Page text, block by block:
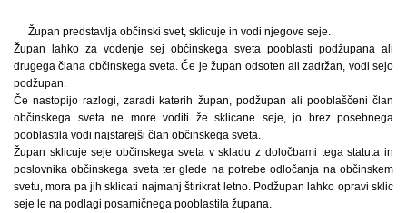
Župan predstavlja občinski svet, sklicuje in vodi njegove seje.
Župan lahko za vodenje sej občinskega sveta pooblasti podžupana ali
drugega člana občinskega sveta. Če je župan odsoten ali zadržan, vodi sejo
podžupan.
Če nastopijo razlogi, zaradi katerih župan, podžupan ali pooblaščeni član
občinskega sveta ne more voditi že sklicane seje, jo brez posebnega
pooblastila vodi najstarejši član občinskega sveta.
Župan sklicuje seje občinskega sveta v skladu z določbami tega statuta in
poslovnika občinskega sveta ter glede na potrebe odločanja na občinskem
svetu, mora pa jih sklicati najmanj štirikrat letno. Podžupan lahko opravi sklic
seje le na podlagi posamičnega pooblastila župana.